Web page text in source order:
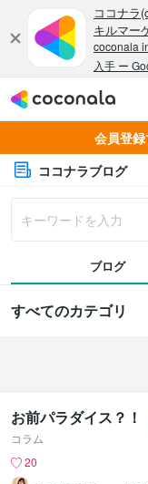
会員登
ココナラブログ
ブログ
すべてのカテゴリ
お前パラダイス？！
コラム
20